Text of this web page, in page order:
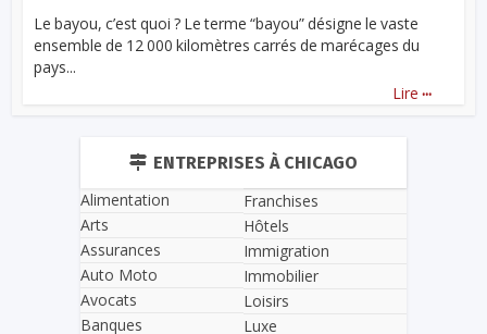
Le bayou, c’est quoi ? Le terme “bayou” désigne le vaste
ensemble de 12 000 kilomètres carrés de marécages du
pays...
Lire ...
ENTREPRISES À CHICAGO
Alimentation
Arts
Assurances
Auto Moto
Avocats
Banques
Franchises
Hôtels
Immigration
Immobilier
Loisirs
Luxe